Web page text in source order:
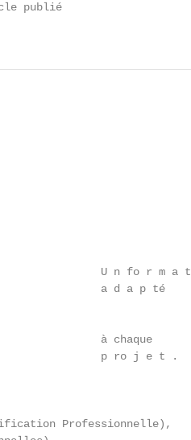
publié
U n fo r m a t
a d a p té
à chaque
p ro j e t .
Professionnelle),